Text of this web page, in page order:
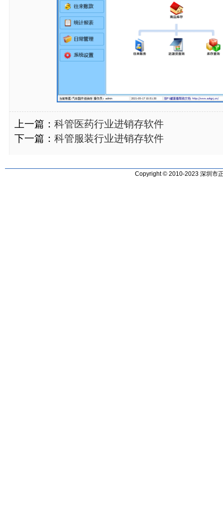
上一篇： 科管医药行业进销存软件
下一篇： 科管服装行业进销存软件
Copyright © 2010-2023 深圳市